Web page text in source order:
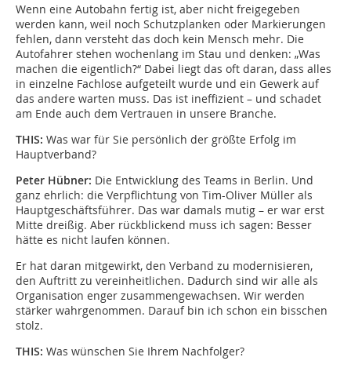
Wenn eine Autobahn fertig ist, aber nicht freigegeben
werden kann, weil noch Schutzplanken oder Markierungen
fehlen, dann versteht das doch kein Mensch mehr. Die
Autofahrer stehen wochenlang im Stau und denken: „Was
machen die eigentlich?“ Dabei liegt das oft daran, dass alles
in einzelne Fachlose aufgeteilt wurde und ein Gewerk auf
das andere warten muss. Das ist ineffizient – und schadet
am Ende auch dem Vertrauen in unsere Branche.
THIS: Was war für Sie persönlich der größte Erfolg im
Hauptverband?
Peter Hübner: Die Entwicklung des Teams in Berlin. Und
ganz ehrlich: die Verpflichtung von Tim-Oliver Müller als
Hauptgeschäftsführer. Das war damals mutig – er war erst
Mitte dreißig. Aber rückblickend muss ich sagen: Besser
hätte es nicht laufen können.
Er hat daran mitgewirkt, den Verband zu modernisieren,
den Auftritt zu vereinheitlichen. Dadurch sind wir alle als
Organisation enger zusammengewachsen. Wir werden
stärker wahrgenommen. Darauf bin ich schon ein bisschen
stolz.
THIS: Was wünschen Sie Ihrem Nachfolger?